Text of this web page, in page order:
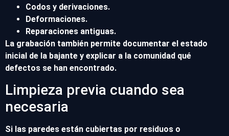
Codos y derivaciones.
Deformaciones.
Reparaciones antiguas.
La grabación también permite documentar el estado
inicial de la bajante y explicar a la comunidad qué
defectos se han encontrado.
Limpieza previa cuando sea
necesaria
Si las paredes están cubiertas por residuos o